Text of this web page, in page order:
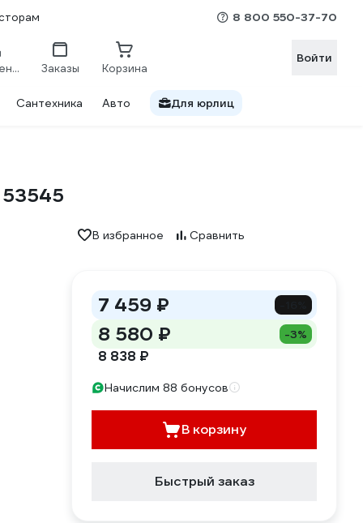
8 800 550-37-70
Сравнение Заказы Корзина
Войти
Сантехника Авто Для юрлиц
В избранное Сравнить
7 459 ₽
8 580 ₽ -3%
8 838 ₽
Начислим 88 бонусов
В корзину
Быстрый заказ